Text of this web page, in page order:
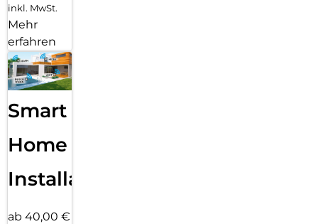
inkl. MwSt.
Mehr
erfahren
Smart
Home
Installation
ab 40,00 €